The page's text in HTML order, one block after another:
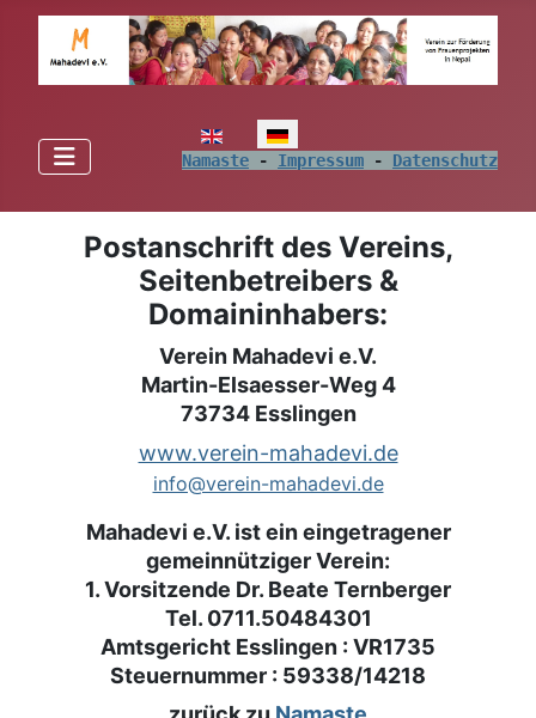
Sprache auswählen
Namaste - Impressum - Datenschutz
Postanschrift des Vereins,
Seitenbetreibers &
Domaininhabers:
Verein Mahadevi e.V.
Martin-Elsaesser-Weg 4
73734 Esslingen
www.verein-mahadevi.de
info@verein-mahadevi.de
Mahadevi e.V. ist ein eingetragener
gemeinnütziger Verein:
1. Vorsitzende Dr. Beate Ternberger
Tel. 0711.50484301
Amtsgericht Esslingen : VR1735
Steuernummer : 59338/14218